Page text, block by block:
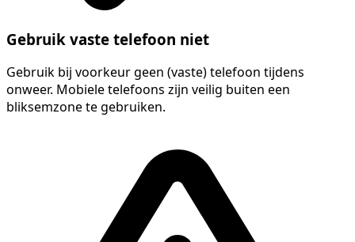
Gebruik vaste telefoon niet
Gebruik bij voorkeur geen (vaste) telefoon tijdens
onweer. Mobiele telefoons zijn veilig buiten een
bliksemzone te gebruiken.